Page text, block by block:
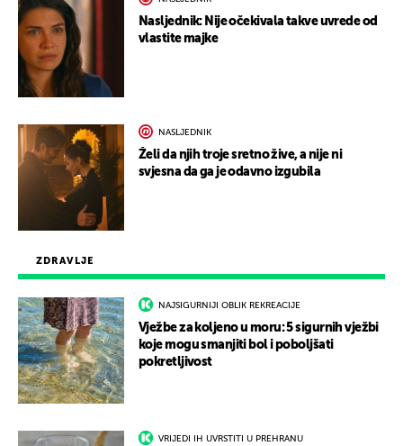
ZDRAVLJE
NAJSIGURNIJI OBLIK REKREACIJE
Vježbe za koljeno u moru: 5 sigurnih vježbi
koje mogu smanjiti bol i poboljšati
pokretljivost
VRIJEDI IH UVRSTITI U PREHRANU
Nasljednik: Nije očekivala takve uvrede od
vlastite majke
NASLJEDNIK
Želi da njih troje sretno žive, a nije ni
svjesna da ga je odavno izgubila